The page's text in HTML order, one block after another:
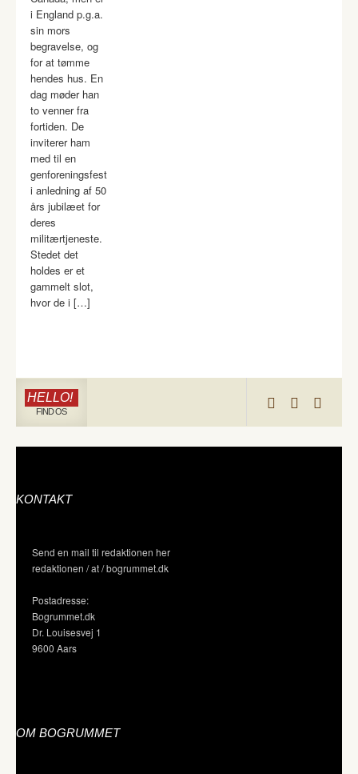
i England p.g.a.
sin mors
begravelse, og
for at tømme
hendes hus. En
dag møder han
to venner fra
fortiden. De
inviterer ham
med til en
genforeningsfest
i anledning af 50
års jubilæet for
deres
militærtjeneste.
Stedet det
holdes er et
gammelt slot,
hvor de i […]
HELLO!
FIND OS
KONTAKT
Send en mail til redaktionen her
redaktionen / at / bogrummet.dk
Postadresse:
Bogrummet.dk
Dr. Louisesvej 1
9600 Aars
OM BOGRUMMET